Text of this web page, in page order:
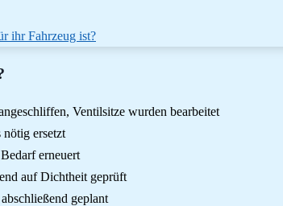
ihr Fahrzeug ist?
Ventilsitze wurden bearbeitet
ersetzt
erneuert
auf Dichtheit geprüft
geplant